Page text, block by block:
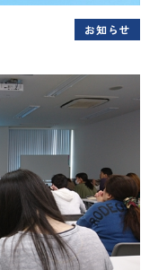
お知らせ